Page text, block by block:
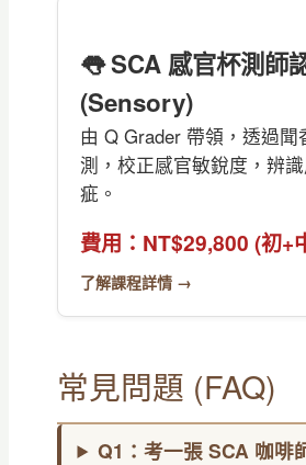
👅 SCA 感官杯測師
(Sensory)
由 Q Grader 帶領，透過聞
測，校正感官敏銳度，辨
疵。
費用：NT$29,800 (初+
了解課程詳情 →
常見問題 (FAQ)
Q1：考一張 SCA 咖啡